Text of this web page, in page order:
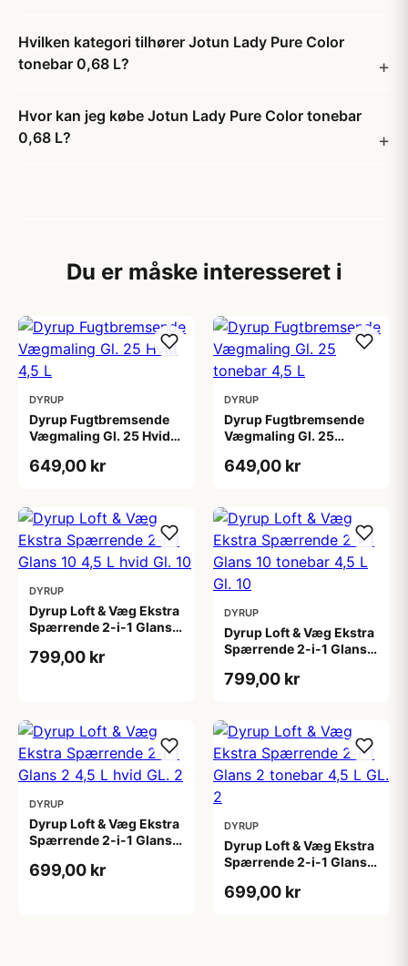
Hvilken kategori tilhører Jotun Lady Pure Color
tonebar 0,68 L?
Hvor kan jeg købe Jotun Lady Pure Color tonebar
0,68 L?
Du er måske interesseret i
DYRUP
Dyrup Fugtbremsende
Vægmaling Gl. 25 Hvid
649,00 kr
DYRUP
Dyrup Fugtbremsende
Vægmaling Gl. 25
649,00 kr
DYRUP
Dyrup Loft & Væg Ekstra
Spærrende 2-i-1 Glans
799,00 kr
DYRUP
Dyrup Loft & Væg Ekstra
Spærrende 2-i-1 Glans
799,00 kr
DYRUP
Dyrup Loft & Væg Ekstra
Spærrende 2-i-1 Glans 2
699,00 kr
DYRUP
Dyrup Loft & Væg Ekstra
Spærrende 2-i-1 Glans 2
699,00 kr